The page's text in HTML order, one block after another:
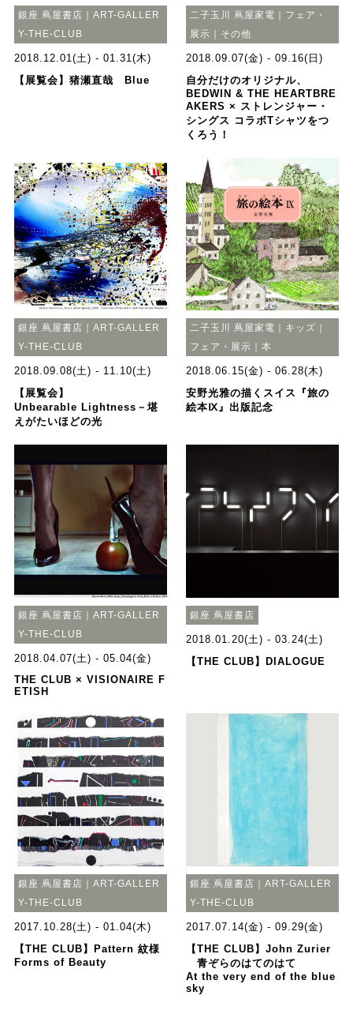
銀座 蔦屋書店｜ART-GALLER
Y-THE-CLUB
2018.12.01(土) - 01.31(木)
【展覧会】猪瀬直哉 Blue
二子玉川 蔦屋家電｜フェア・
展示｜その他
2018.09.07(金) - 09.16(日)
自分だけのオリジナル、
BEDWIN & THE HEARTBRE
AKERS × ストレンジャー・
シングス コラボTシャツをつ
くろう！
銀座 蔦屋書店｜ART-GALLER
Y-THE-CLUB
2018.09.08(土) - 11.10(土)
【展覧会】
Unbearable Lightness－堪
えがたいほどの光
二子玉川 蔦屋家電｜キッズ｜
フェア・展示｜本
2018.06.15(金) - 06.28(木)
安野光雅の描くスイス『旅の
絵本Ⅸ』出版記念
銀座 蔦屋書店｜ART-GALLER
Y-THE-CLUB
2018.04.07(土) - 05.04(金)
THE CLUB × VISIONAIRE F
ETISH
銀座 蔦屋書店
2018.01.20(土) - 03.24(土)
【THE CLUB】DIALOGUE
銀座 蔦屋書店｜ART-GALLER
Y-THE-CLUB
2017.10.28(土) - 01.04(木)
【THE CLUB】Pattern 紋様
Forms of Beauty
銀座 蔦屋書店｜ART-GALLER
Y-THE-CLUB
2017.07.14(金) - 09.29(金)
【THE CLUB】John Zurier
青ぞらのはてのはて
At the very end of the blue
sky